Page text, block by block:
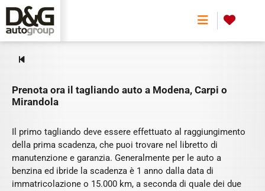
TAGLIANDO
Prenota ora il tagliando auto a Modena, Carpi o
Mirandola
Il primo tagliando deve essere effettuato al raggiungimento
della prima scadenza, che puoi trovare nel libretto di
manutenzione e garanzia. Generalmente per le auto a
benzina ed ibride la scadenza è 1 anno dalla data di
immatricolazione o 15.000 km, a seconda di quale dei due